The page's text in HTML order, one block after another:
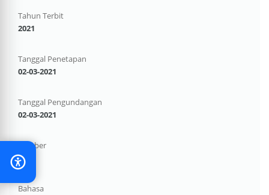
Tahun Terbit
2021
Tanggal Penetapan
02-03-2021
Tanggal Pengundangan
02-03-2021
Sumber
-
Bahasa